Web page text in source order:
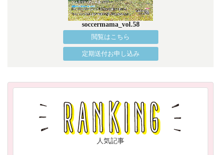
soccermama_vol.58
閲覧はこちら
定期送付お申し込み
人気記事